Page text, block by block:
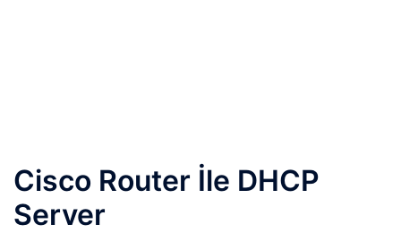
Cisco Router İle DHCP
Server